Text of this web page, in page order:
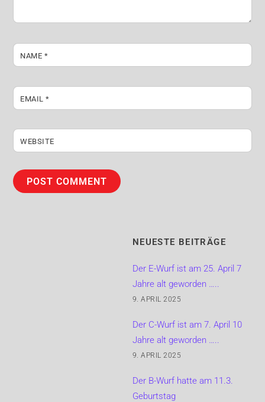
NAME *
EMAIL*
WEBSITE
NEUESTE BEITRÄGE
Der E-Wurf ist am 25. April 7
Jahre alt geworden …..
9. APRIL 2025
Der C-Wurf ist am 7. April 10
Jahre alt geworden …..
9. APRIL 2025
Der B-Wurf hatte am 11.3.
Geburtstag